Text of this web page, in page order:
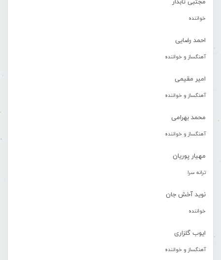
مجتبی تابدار
خواننده
احمد رضایی
آهنگساز و خواننده
امیر مقیمی
آهنگساز و خواننده
محمد بهرامی
آهنگساز و خواننده
مهیار پوریان
ترانه سرا
نوید آخش جان
خواننده
ایوب گلزاری
آهنگساز و خواننده